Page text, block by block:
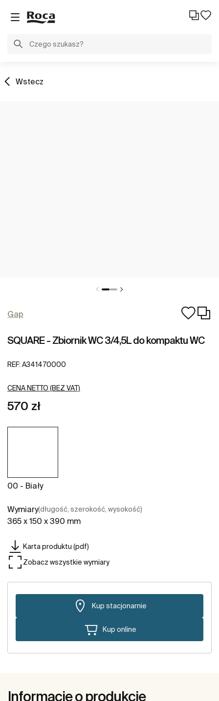
Wstecz
Gap
SQUARE - Zbiornik WC 3/4,5L do kompaktu WC
REF: A341470000
CENA NETTO (BEZ VAT)
570 zł
00 - Biały
Wymiary(długość, szerokość, wysokość)
365 x 150 x 390 mm
Karta produktu (pdf)
Zobacz wszystkie wymiary
Kup stacjonarnie
Kup online
Informacje o produkcie